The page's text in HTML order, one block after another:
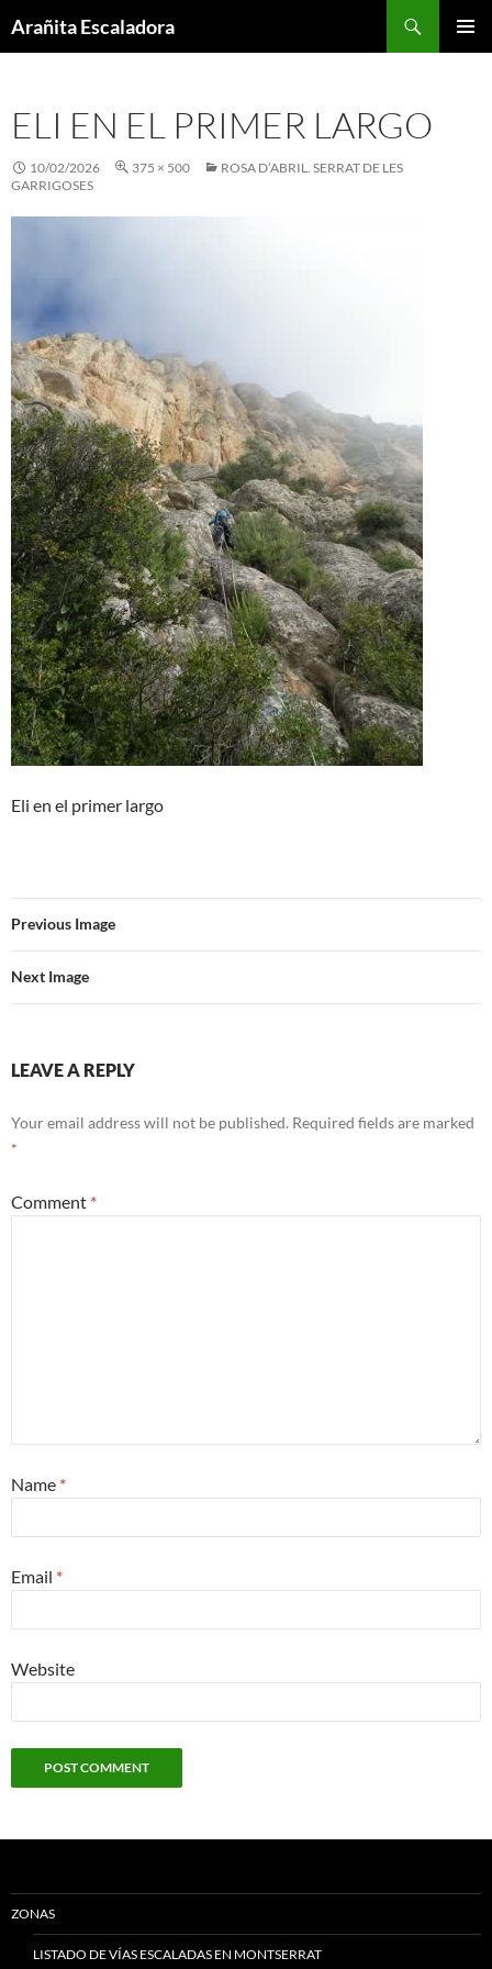
toArañita Escaladora
ELI EN EL PRIMER LARGO
10/02/2026 375 × 500
ROSA D’ABRIL. SERRAT DE LES
GARRIGOSES
Eli en el primer largo
Previous Image
Next Image
LEAVE A REPLY
Your email address will not be published. Required fields are marked
*
Comment *
Name *
Email *
Website
ZONAS
LISTADO DE VÍAS ESCALADAS EN MONTSERRAT